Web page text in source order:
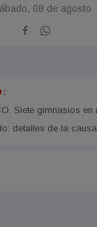
08 de agosto
:
Siete gimnasios en
detalles de la